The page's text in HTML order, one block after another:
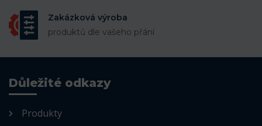
Zakázková výroba
produktů dle vašeho přání
Důležité odkazy
Produkty